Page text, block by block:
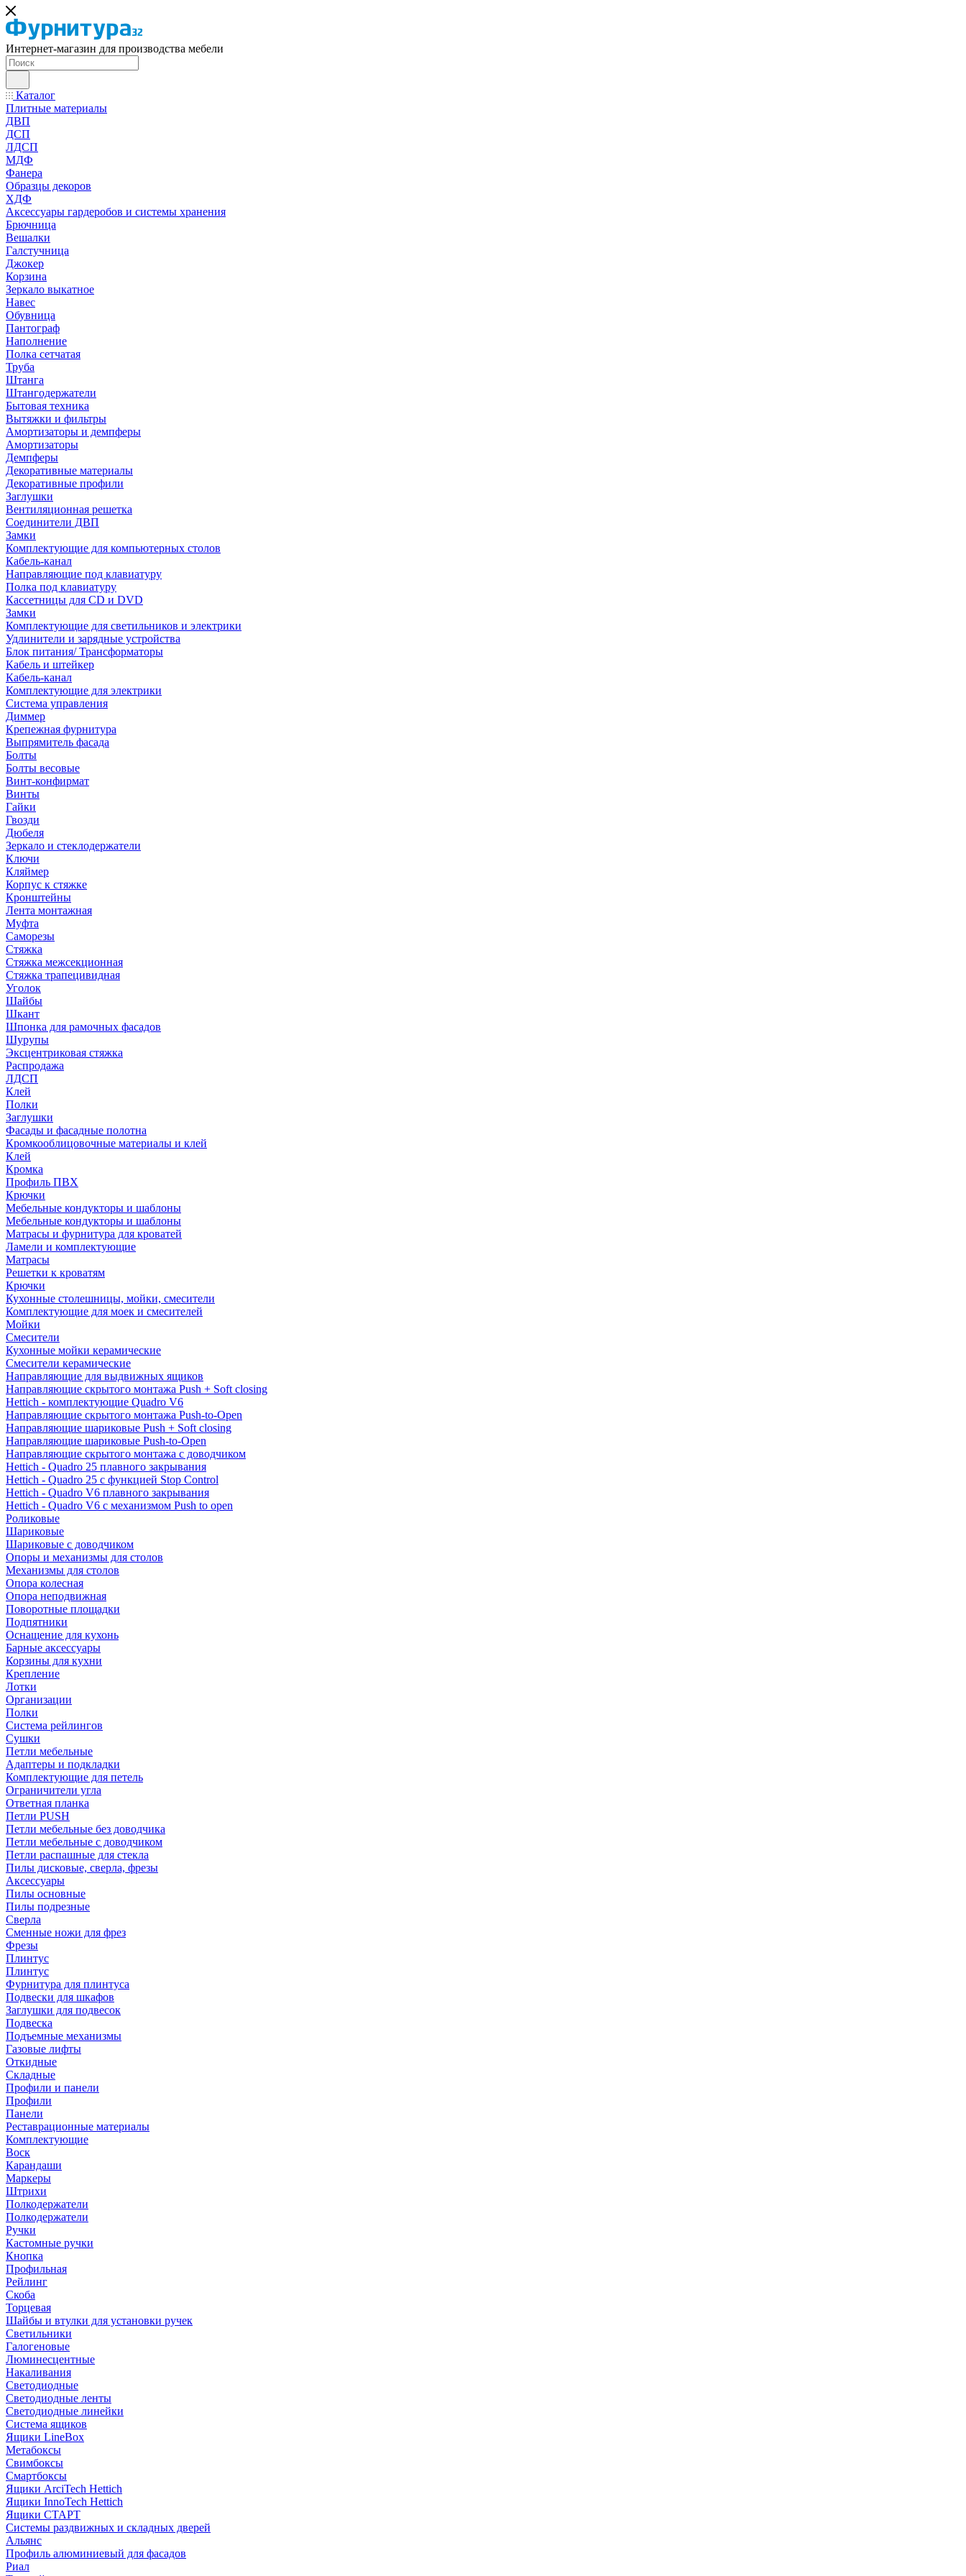
Интернет-магазин для производства мебели
Каталог
Плитные материалы
ДВП
ДСП
ЛДСП
МДФ
Фанера
Образцы декоров
ХДФ
Аксессуары гардеробов и системы хранения
Брючница
Вешалки
Галстучница
Джокер
Корзина
Зеркало выкатное
Навес
Обувница
Пантограф
Наполнение
Полка сетчатая
Труба
Штанга
Штангодержатели
Бытовая техника
Вытяжки и фильтры
Амортизаторы и демпферы
Амортизаторы
Демпферы
Декоративные материалы
Декоративные профили
Заглушки
Вентиляционная решетка
Соединители ДВП
Замки
Комплектующие для компьютерных столов
Кабель-канал
Направляющие под клавиатуру
Полка под клавиатуру
Кассетницы для CD и DVD
Замки
Комплектующие для светильников и электрики
Удлинители и зарядные устройства
Блок питания/ Трансформаторы
Кабель и штейкер
Кабель-канал
Комплектующие для электрики
Система управления
Диммер
Крепежная фурнитура
Выпрямитель фасада
Болты
Болты весовые
Винт-конфирмат
Винты
Гайки
Гвозди
Дюбеля
Зеркало и стеклодержатели
Ключи
Кляймер
Корпус к стяжке
Кронштейны
Лента монтажная
Муфта
Саморезы
Стяжка
Стяжка межсекционная
Стяжка трапецивидная
Уголок
Шайбы
Шкант
Шпонка для рамочных фасадов
Шурупы
Эксцентриковая стяжка
Распродажа
ЛДСП
Клей
Полки
Заглушки
Фасады и фасадные полотна
Кромкооблицовочные материалы и клей
Клей
Кромка
Профиль ПВХ
Крючки
Мебельные кондукторы и шаблоны
Мебельные кондукторы и шаблоны
Матрасы и фурнитура для кроватей
Ламели и комплектующие
Матрасы
Решетки к кроватям
Крючки
Кухонные столешницы, мойки, смесители
Комплектующие для моек и смесителей
Мойки
Смесители
Кухонные мойки керамические
Смесители керамические
Направляющие для выдвижных ящиков
Направляющие скрытого монтажа Push + Soft closing
Hettich - комплектующие Quadro V6
Направляющие скрытого монтажа Push-to-Open
Направляющие шариковые Push + Soft closing
Направляющие шариковые Push-to-Open
Направляющие скрытого монтажа с доводчиком
Hettich - Quadro 25 плавного закрывания
Hettich - Quadro 25 с функцией Stop Control
Hettich - Quadro V6 плавного закрывания
Hettich - Quadro V6 с механизмом Push to open
Роликовые
Шариковые
Шариковые с доводчиком
Опоры и механизмы для столов
Механизмы для столов
Опора колесная
Опора неподвижная
Поворотные площадки
Подпятники
Оснащение для кухонь
Барные аксессуары
Корзины для кухни
Крепление
Лотки
Организации
Полки
Система рейлингов
Сушки
Петли мебельные
Адаптеры и подкладки
Комплектующие для петель
Ограничители угла
Ответная планка
Петли PUSH
Петли мебельные без доводчика
Петли мебельные с доводчиком
Петли распашные для стекла
Пилы дисковые, сверла, фрезы
Аксессуары
Пилы основные
Пилы подрезные
Сверла
Сменные ножи для фрез
Фрезы
Плинтус
Плинтус
Фурнитура для плинтуса
Подвески для шкафов
Заглушки для подвесок
Подвеска
Подъемные механизмы
Газовые лифты
Откидные
Складные
Профили и панели
Профили
Панели
Реставрационные материалы
Комплектующие
Воск
Карандаши
Маркеры
Штрихи
Полкодержатели
Полкодержатели
Ручки
Кастомные ручки
Кнопка
Профильная
Рейлинг
Скоба
Торцевая
Шайбы и втулки для установки ручек
Светильники
Галогеновые
Люминесцентные
Накаливания
Светодиодные
Светодиодные ленты
Светодиодные линейки
Система ящиков
Ящики LineBox
Метабоксы
Свимбоксы
Смартбоксы
Ящики ArciTech Hettich
Ящики InnoTech Hettich
Ящики СТАРТ
Системы раздвижных и складных дверей
Альянс
Профиль алюминиевый для фасадов
Риал